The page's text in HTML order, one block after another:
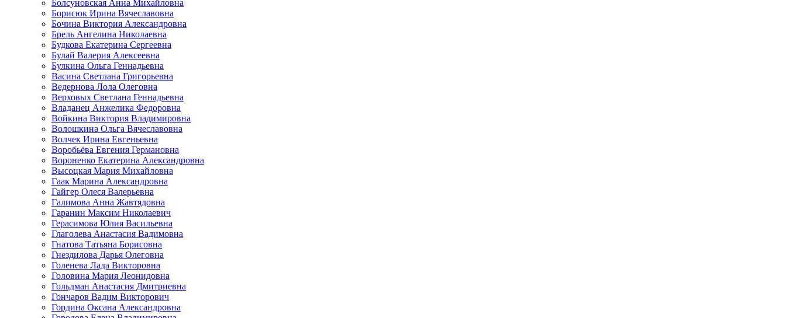
Болсуновская Анна Михайловна
Борисюк Ирина Вячеславовна
Бочина Виктория Александровна
Брель Ангелина Николаевна
Будкова Екатерина Сергеевна
Булай Валерия Алексеевна
Булкина Ольга Геннадьевна
Васина Светлана Григорьевна
Ведернова Лола Олеговна
Верховых Светлана Геннадьевна
Владанец Анжелика Федоровна
Войкина Виктория Владимировна
Волошкина Ольга Вячеславовна
Волчек Ирина Евгеньевна
Воробьёва Евгения Германовна
Вороненко Екатерина Александровна
Высоцкая Мария Михайловна
Гаак Марина Александровна
Гайгер Олеся Валерьевна
Галимова Анна Жавтядовна
Гаранин Максим Николаевич
Герасимова Юлия Васильевна
Глаголева Анастасия Вадимовна
Гнатова Татьяна Борисовна
Гнездилова Дарья Олеговна
Голенева Лада Викторовна
Головина Мария Леонидовна
Гольдман Анастасия Дмитриевна
Гончаров Вадим Викторович
Гордина Оксана Александровна